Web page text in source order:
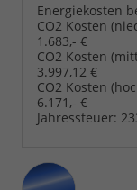
Energiekosten
CO2 Kosten
1.683,- €
CO2 Kosten
3.997,12 €
CO2 Kosten
6.171,- €
Jahressteuer: